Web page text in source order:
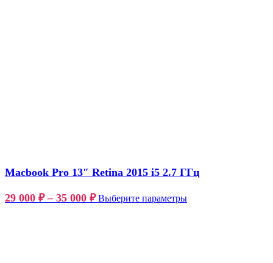
Macbook Pro 13″ Retina 2015 i5 2.7 ГГц
29 000 ₽– 35 000 ₽ Выберите параметры